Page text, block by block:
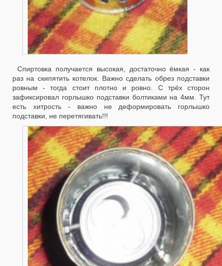
Спиртовка получается высокая, достаточно ёмкая - как
раз на скипятить котелок. Важно сделать обрез подставки
ровным - тогда стоит плотно и ровно. С трёх сторон
зафиксировал горлышко подставки болтиками на 4мм. Тут
есть хитрость - важно не деформировать горлышко
подставки, не перетягивать!!!